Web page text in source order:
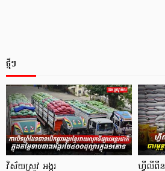
ថ្មីៗ
វិស័យស្រូវ អង្ករ ហ្វីលីពីន